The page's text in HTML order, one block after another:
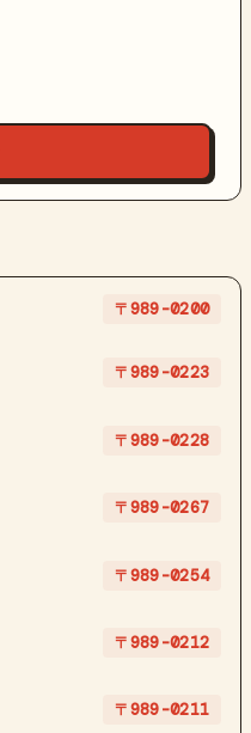
〒989-0200
〒989-0223
〒989-0228
〒989-0267
〒989-0254
〒989-0212
〒989-0211